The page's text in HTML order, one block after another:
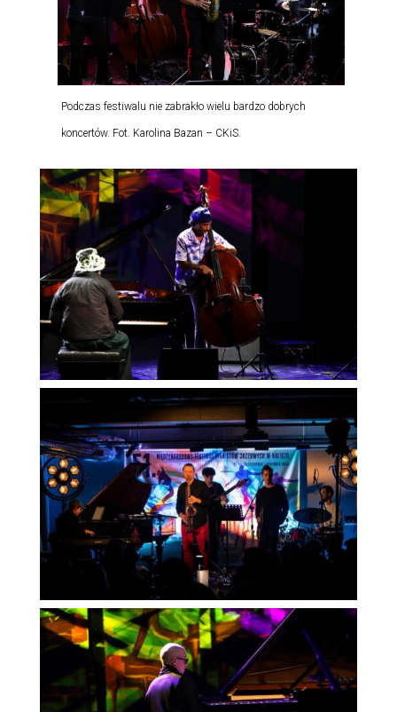
Podczas festiwalu nie zabrakło wielu bardzo dobrych
koncertów. Fot. Karolina Bazan – CKiS.